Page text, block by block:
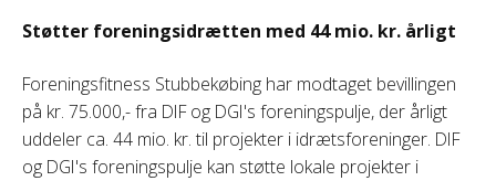
Støtter foreningsidrætten med 44 mio. kr. årligt
Foreningsfitness Stubbekøbing har modtaget bevillingen
på kr. 75.000,- fra DIF og DGI's foreningspulje, der årligt
uddeler ca. 44 mio. kr. til projekter i idrætsforeninger. DIF
og DGI's foreningspulje kan støtte lokale projekter i